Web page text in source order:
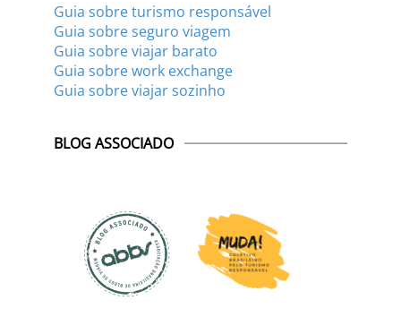
Guia sobre turismo responsável
Guia sobre seguro viagem
Guia sobre viajar barato
Guia sobre work exchange
Guia sobre viajar sozinho
BLOG ASSOCIADO